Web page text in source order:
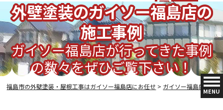
電話
MENU
外壁塗装のガイソー福島店の
施工事例
ガイソー福島店が行ってきた事例
の数々をぜひご覧下さい！
福島市の外壁塗装・屋根工事はガイソー福島店にお任せ > ガイソー福島店の施工事例